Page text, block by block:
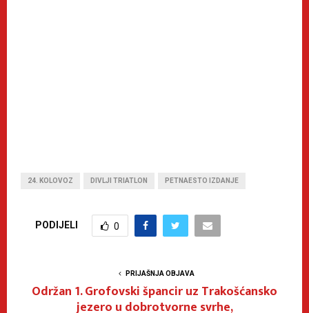
24. KOLOVOZ DIVLJI TRIATLON PETNAESTO IZDANJE
PODIJELI 0
PRIJAŠNJA OBJAVA
Održan 1. Grofovski špancir uz Trakošćansko
jezero u dobrotvorne svrhe,